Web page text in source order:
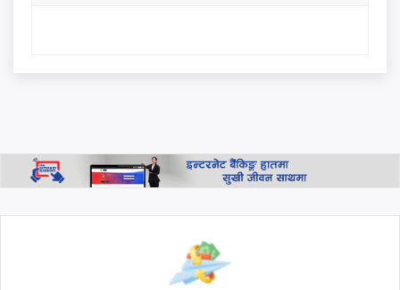
आदेश जारी
जित्ने उपभोक्ता को हुन्?